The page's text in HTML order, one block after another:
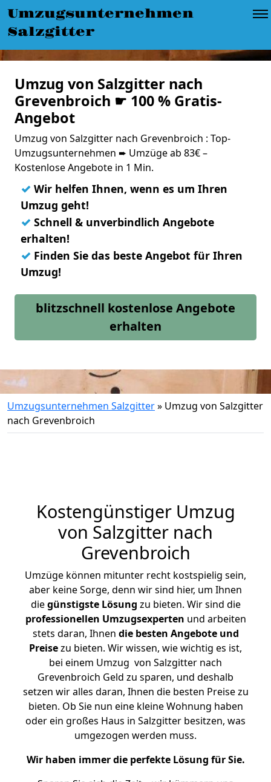
Umzugsunternehmen
Salzgitter
Umzug von Salzgitter nach
Grevenbroich ☛ 100 % Gratis-
Angebot
Umzug von Salzgitter nach Grevenbroich : Top-
Umzugsunternehmen ➨ Umzüge ab 83€ –
Kostenlose Angebote in 1 Min.
✓ Wir helfen Ihnen, wenn es um Ihren
Umzug geht!
✓ Schnell & unverbindlich Angebote
erhalten!
✓ Finden Sie das beste Angebot für Ihren
Umzug!
blitzschnell kostenlose Angebote
erhalten
Umzugsunternehmen Salzgitter» Umzug von Salzgitter
nach Grevenbroich
Kostengünstiger Umzug
von Salzgitter nach
Grevenbroich
Umzüge können mitunter recht kostspielig sein,
aber keine Sorge, denn wir sind hier, um Ihnen
diegünstigste Lösung zu bieten. Wir sind die
professionellen Umzugsexperten und arbeiten
stets daran, Ihnen die besten Angebote und
Preisezu bieten. Wir wissen, wie wichtig es ist,
bei einem Umzug von Salzgitter nach
Grevenbroich Geld zu sparen, und deshalb
setzen wir alles daran, Ihnen die besten Preise zu
bieten. Ob Sie nun eine kleine Wohnung haben
oder ein großes Haus in Salzgitter besitzen, was
umgezogen werden muss.
Wir haben immer die perfekte Lösung für Sie.